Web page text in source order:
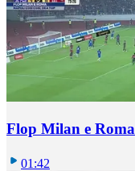
Flop Milan e Roma
01:42